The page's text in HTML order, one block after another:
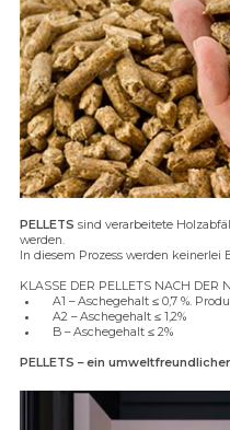
PELLETS sind verarbeitete
werden.
In diesem Prozess werden
KLASSE DER PELLETS NACH DER
A1 – Aschegehalt ≤ 0,7 %.
A2 – Aschegehalt ≤ 1,2%
B – Aschegehalt ≤ 2%
PELLETS – ein